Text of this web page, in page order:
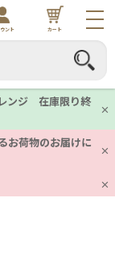
ンジ 在庫限り終
お荷物のお届けに
ント カート